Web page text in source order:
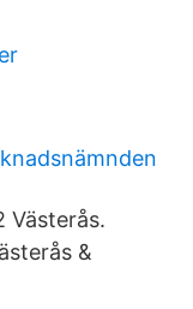
Västerås.
&